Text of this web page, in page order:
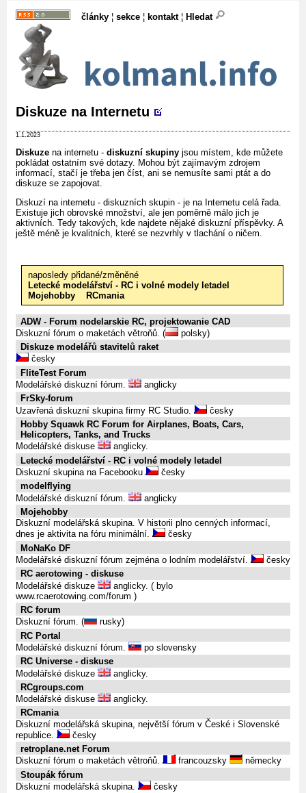
články ¦ sekce ¦ kontakt¦ Hledat
Diskuze na Internetu
1.1.2023
Diskuze na internetu - diskuzní skupiny jsou místem, kde můžete
pokládat ostatním své dotazy. Mohou být zajímavým zdrojem
informací, stačí je třeba jen číst, ani se nemusíte sami ptát a do
diskuze se zapojovat.
Diskuzí na internetu - diskuzních skupin - je na Internetu celá řada.
Existuje jich obrovské množství, ale jen poměrně málo jich je
aktivních. Tedy takových, kde najdete nějaké diskuzní příspěvky. A
ještě méně je kvalitních, které se nezvrhly v tlachání o ničem.
naposledy přidané/změněné
Letecké modelářství - RC i volné modely letadel
Mojehobby
RCmania
ADW - Forum nodelarskie RC, projektowanie CAD
Diskuzní fórum o maketách větroňů. (
polsky)
Diskuze modelářů stavitelů raket
česky
FliteTest Forum
Modelářské diskuzní fórum.
anglicky
FrSky-forum
Uzavřená diskuzní skupina firmy RC Studio.
česky
Hobby Squawk RC Forum for Airplanes, Boats, Cars,
Helicopters, Tanks, and Trucks
Modelářské diskuse
anglicky.
Letecké modelářství - RC i volné modely letadel
Diskuzní skupina na Facebooku
česky
modelflying
Modelářské diskuzní fórum.
anglicky
Mojehobby
Diskuzní modelářská skupina. V historii plno cenných informací,
dnes je aktivita na fóru minimální.
česky
MoNaKo DF
Modelářské diskuzní fórum zejména o lodním modelářství.
česky
RC aerotowing - diskuse
Modelářské diskuze
anglicky. ( bylo
www.rcaerotowing.com/forum )
RC forum
Diskuzní fórum. (
rusky)
RC Portal
Modelářské diskuzní fórum.
po slovensky
RC Universe - diskuse
Modelářské diskuze
anglicky.
RCgroups.com
Modelářské diskuse
anglicky.
RCmania
Diskuzní modelářská skupina, největší fórum v České i Slovenské
republice.
česky
retroplane.net Forum
Diskuzní fórum o maketách větroňů.
francouzsky
německy
Stoupák fórum
Diskuzní modelářská skupina.
česky